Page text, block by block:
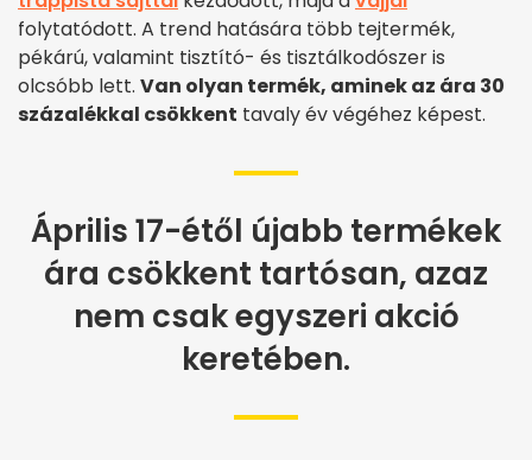
folytatódott. A trend hatására több tejtermék,
pékárú, valamint tisztító- és tisztálkodószer is
olcsóbb lett. Van olyan termék, aminek az ára 30
százalékkal csökkent tavaly év végéhez képest.
Április 17-étől újabb termékek
ára csökkent tartósan, azaz
nem csak egyszeri akció
keretében.